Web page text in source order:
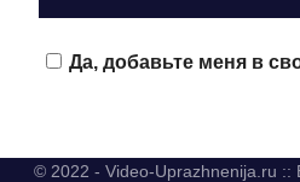
Да, добавьте меня в
© 2022 - Video-Uprazhnenija.ru ::